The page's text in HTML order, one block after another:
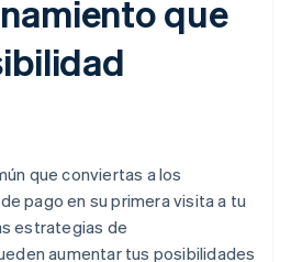
que
que conviertas a los
pago en su primera visita a tu
estrategias de
aumentar tus posibilidades